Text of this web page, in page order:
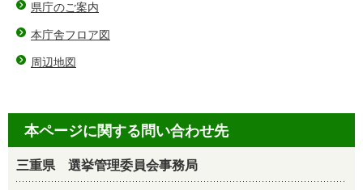
県庁のご案内
本庁舎フロア図
周辺地図
本ページに関する問い合わせ先
三重県 選挙管理委員会事務局